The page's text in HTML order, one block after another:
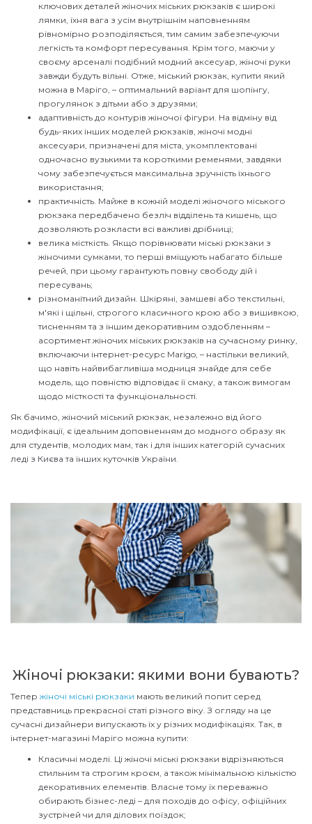
ключових деталей жіночих міських рюкзаків є широкі
лямки, їхня вага з усім внутрішнім наповненням
рівномірно розподіляється, тим самим забезпечуючи
легкість та комфорт пересування. Крім того, маючи у
своєму арсеналі подібний модний аксесуар, жіночі руки
завжди будуть вільні. Отже, міський рюкзак, купити який
можна в Маріго, – оптимальний варіант для шопінгу,
прогулянок з дітьми або з друзями;
адаптивність до контурів жіночої фігури. На відміну від
будь-яких інших моделей рюкзаків, жіночі модні
аксесуари, призначені для міста, укомплектовані
одночасно вузькими та короткими ременями, завдяки
чому забезпечується максимальна зручність їхнього
використання;
практичність. Майже в кожній моделі жіночого міського
рюкзака передбачено безліч відділень та кишень, що
дозволяють розкласти всі важливі дрібниці;
велика місткість. Якщо порівнювати міські рюкзаки з
жіночими сумками, то перші вміщують набагато більше
речей, при цьому гарантують повну свободу дій і
пересувань;
різноманітний дизайн. Шкіряні, замшеві або текстильні,
м'які і щільні, строгого класичного крою або з вишивкою,
тисненням та з іншим декоративним оздобленням –
асортимент жіночих міських рюкзаків на сучасному ринку,
включаючи інтернет-ресурс Marigo, – настільки великий,
що навіть найвибагливіша модниця знайде для себе
модель, що повністю відповідає її смаку, а також вимогам
щодо місткості та функціональності.
Як бачимо, жіночий міський рюкзак, незалежно від його
модифікації, є ідеальним доповненням до модного образу як
для студентів, молодих мам, так і для інших категорій сучасних
леді з Києва та інших куточків України.
Жіночі рюкзаки: якими вони бувають?
Тепер жіночі міські рюкзаки мають великий попит серед
представниць прекрасної статі різного віку. З огляду на це
сучасні дизайнери випускають їх у різних модифікаціях. Так, в
інтернет-магазині Маріго можна купити:
Класичні моделі. Ці жіночі міські рюкзаки відрізняються
стильним та строгим кроєм, а також мінімальною кількістю
декоративних елементів. Власне тому їх переважно
обирають бізнес-леді – для походів до офісу, офіційних
зустрічей чи для ділових поїздок;